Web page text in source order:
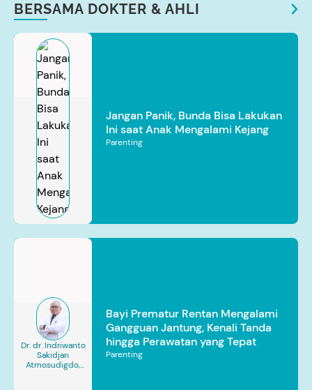
BERSAMA DOKTER & AHLI
Jangan Panik, Bunda Bisa Lakukan
Ini saat Anak Mengalami Kejang
Parenting
Dr. dr. Indriwanto
Sakidjan
Atmosudigdo,
Bayi Prematur Rentan Mengalami
Gangguan Jantung, Kenali Tanda
hingga Perawatan yang Tepat
Parenting